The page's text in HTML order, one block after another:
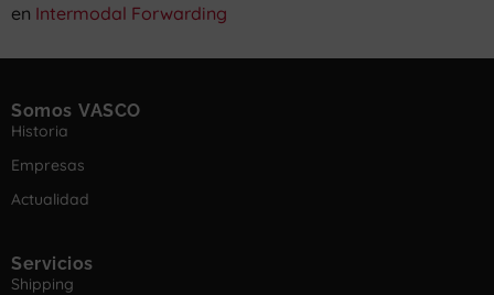
en Intermodal Forwarding
Somos VASCO
Historia
Empresas
Actualidad
Servicios
Shipping